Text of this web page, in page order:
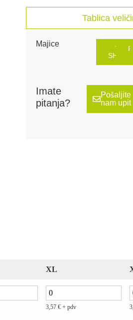
Tablica
Majice
T-
SHIRT
Imate
pitanja?
Pošaljite
nam upit
XL
3,57 € + pdv